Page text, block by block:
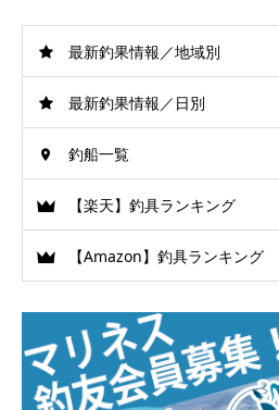
最新釣果情報／地域別
最新釣果情報／日別
釣船一覧
【楽天】釣具ランキング
【Amazon】釣具ランキング